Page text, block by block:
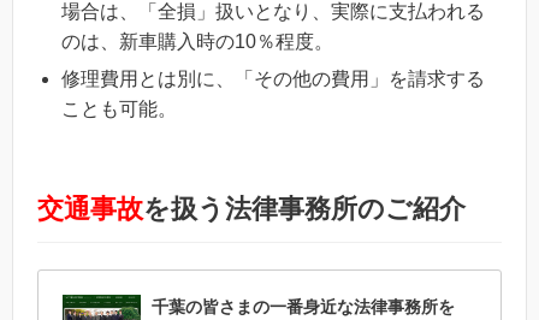
場合は、「全損」扱いとなり、実際に支払われる
のは、新車購入時の10％程度。
修理費用とは別に、「その他の費用」を請求する
ことも可能。
交通事故を扱う法律事務所のご紹介
千葉の皆さまの一番身近な法律事務所を